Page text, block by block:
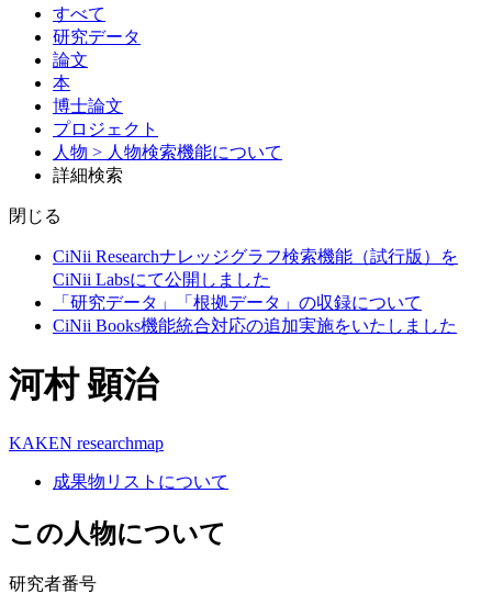
すべて
研究データ
論文
本
博士論文
プロジェクト
人物 > 人物検索機能について
詳細検索
閉じる
CiNii Researchナレッジグラフ検索機能（試行版）を
CiNii Labsにて公開しました
「研究データ」「根拠データ」の収録について
CiNii Books機能統合対応の追加実施をいたしました
河村 顕治
KAKEN researchmap
成果物リストについて
この人物について
研究者番号